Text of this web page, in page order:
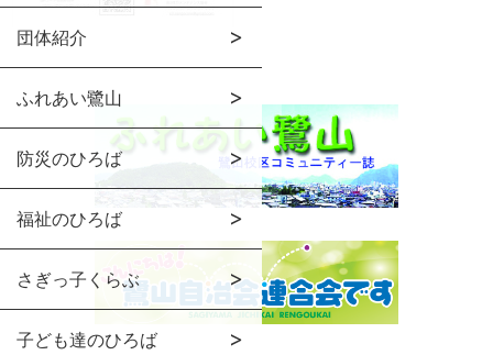
団体紹介
ふれあい鷺山
防災のひろば
福祉のひろば
さぎっ子くらぶ
子ども達のひろば